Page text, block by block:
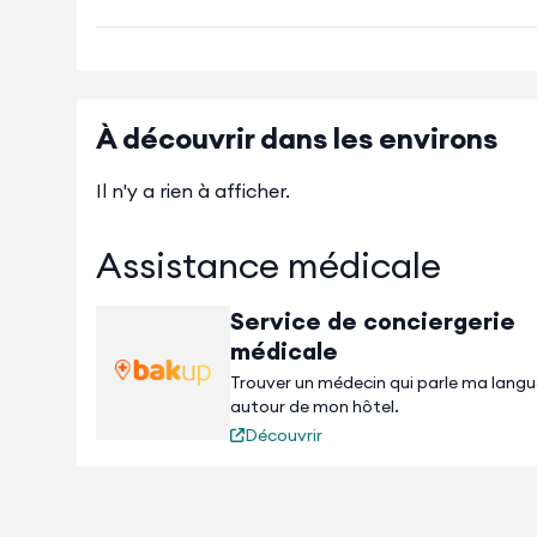
À découvrir dans les environs
Il n'y a rien à afficher.
Assistance médicale
Service de conciergerie
médicale
Trouver un médecin qui parle ma
autour de mon hôtel.
Découvrir